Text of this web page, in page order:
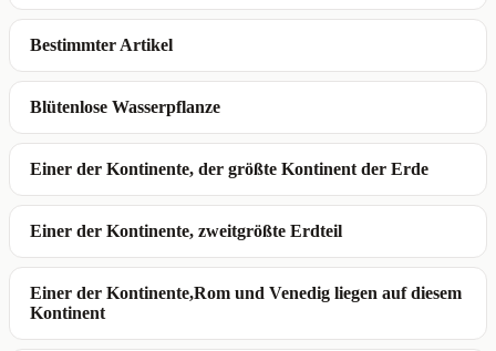
Bestimmter Artikel
Blütenlose Wasserpflanze
Einer der Kontinente, der größte Kontinent der Erde
Einer der Kontinente, zweitgrößte Erdteil
Einer der Kontinente,Rom und Venedig liegen auf diesem
Kontinent